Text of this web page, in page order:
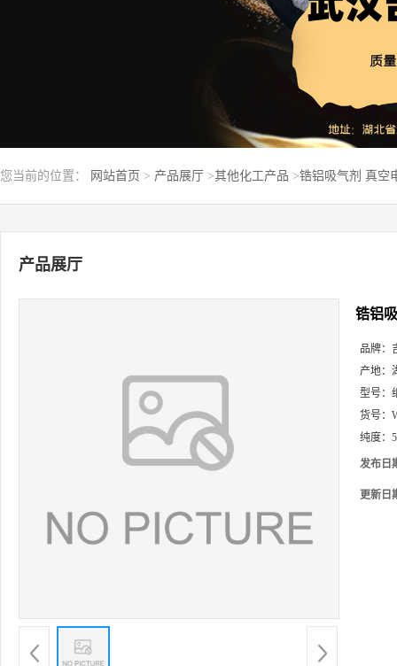
您当前的位置： 网站首页 > 产品展厅 >其他化工产品 >锆铝吸气剂 真空
产品展厅
锆铝
品牌：
产地：
型号：
货号：
纯度：
发布日
更新日